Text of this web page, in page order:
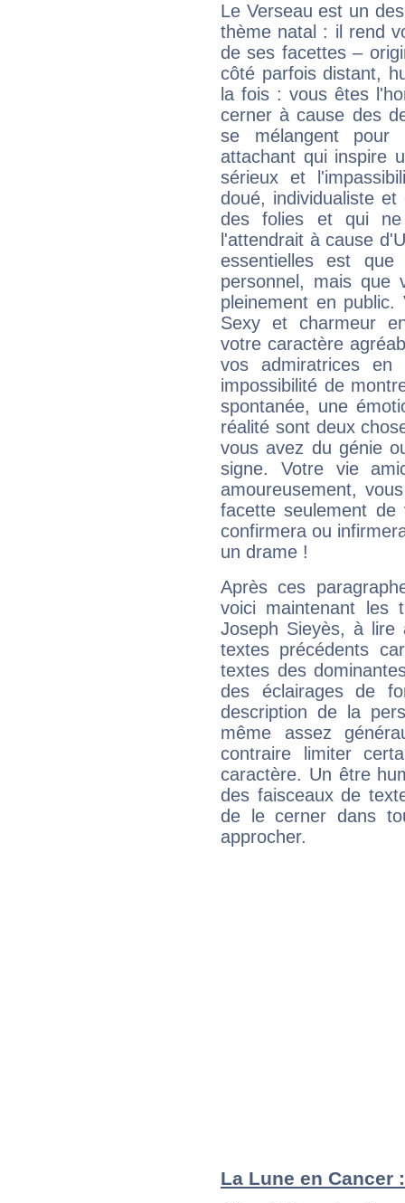
Le Verseau est un
thème natal : il rend
de ses facettes –
côté parfois distant,
la fois : vous êtes
cerner à cause des
se mélangent
attachant qui inspire
sérieux et
doué, individualiste
des folies et qui
l'attendrait à cause
essentielles est
personnel, mais que
pleinement en
Sexy et charmeur
votre caractère
vos admiratrices
impossibilité de
spontanée, une
réalité sont deux
vous avez du génie
signe. Votre vie
amoureusement,
facette seulement
confirmera ou
un drame !
Après ces
voici maintenant les
Joseph Sieyès, à lire
textes précédents
textes des
des éclairages de
description de la
même assez
contraire limiter
caractère. Un être
des faisceaux de
de le cerner dans
approcher.
La Lune en Cancer